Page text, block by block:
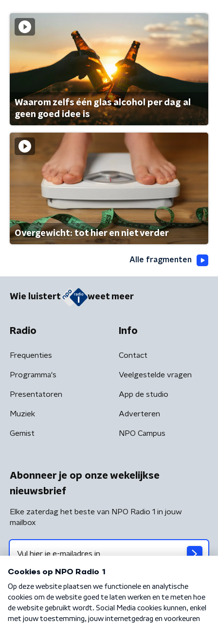
Waarom zelfs één glas alcohol per dag al
geen goed idee is
Overgewicht: tot hier en niet verder
Alle fragmenten
Wie luistert weet meer
Radio
Frequenties
Programma's
Presentatoren
Muziek
Gemist
Info
Contact
Veelgestelde vragen
App de studio
Adverteren
NPO Campus
Abonneer je op onze wekelijkse
nieuwsbrief
Elke zaterdag het beste van NPO Radio 1 in jouw
mailbox
Algemene voorwaarden